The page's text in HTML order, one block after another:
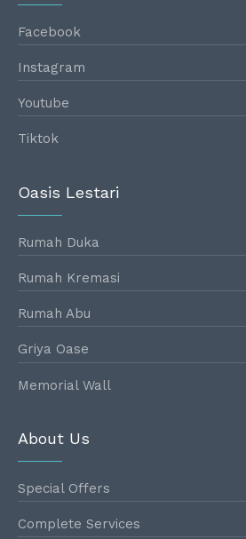
Facebook
Instagram
Youtube
Tiktok
Oasis Lestari
Rumah Duka
Rumah Kremasi
Rumah Abu
Griya Oase
Memorial Wall
About Us
Special Offers
Complete Services